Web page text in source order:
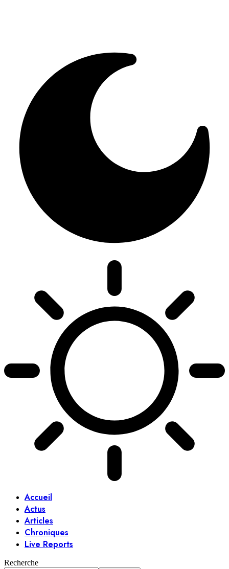
Accueil
Actus
Articles
Chroniques
Live Reports
Recherche